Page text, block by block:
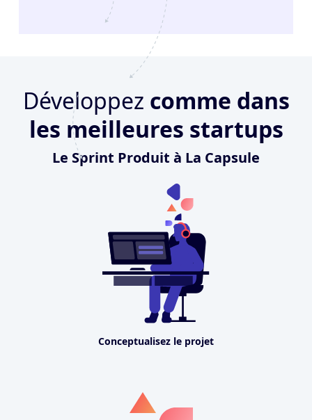
Développez comme dans
les meilleures startups
Le Sprint Produit à La Capsule
Conceptualisez le projet